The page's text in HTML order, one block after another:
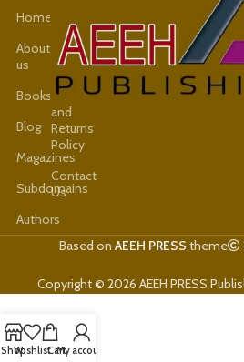
Home
About
us
Books
Blog
Magazines
Subdomains
Authors
News
Shop
Refund
and
Returns
Policy
Contact
Us
Based on AEEH PRESS theme
Copyright © 2026 AEEH PRESS
ShopWishlistCartMy account